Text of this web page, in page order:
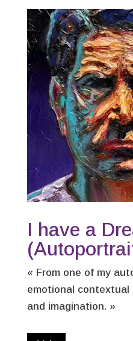
I have a
« From one of my
emotional contextual
and imagination. »